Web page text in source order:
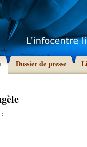
Dossier de presse
: